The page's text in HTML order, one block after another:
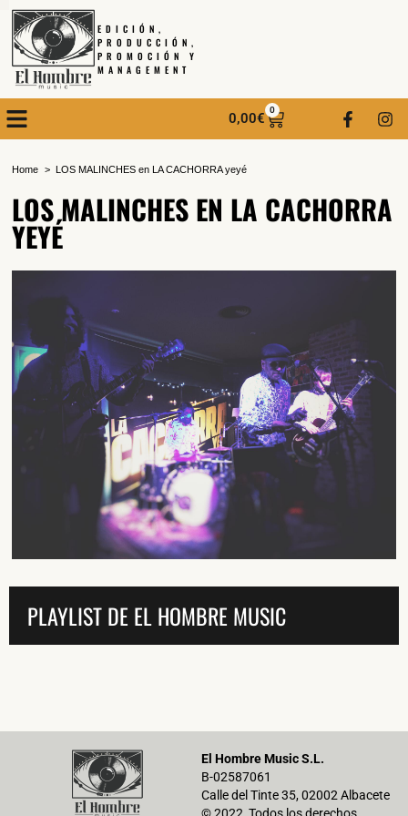
EDICIÓN,
PRODUCCIÓN,
PROMOCIÓN Y
MANAGEMENT
0,00€
0
Home LOS MALINCHES en LA CACHORRA yeyé
LOS MALINCHES EN LA CACHORRA
YEYÉ
PLAYLIST DE EL HOMBRE MUSIC
El Hombre Music S.L.
B-02587061
Calle del Tinte 35, 02002 Albacete
© 2022 Todos los derechos
SUSCRÍBETE A NUESTRO BOLETÍN
He leído y acepto laPolítica de Privacidady la